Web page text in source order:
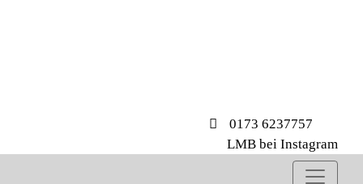
0173 6237757
LMB bei Instagram